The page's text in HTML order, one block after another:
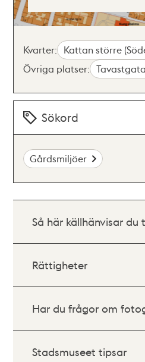
Kvarter: Kattan större
Övriga platser:
Sökord
Gårdsmiljöer
Så här källhänvisar
Rättigheter
Har du frågor om
Stadsmuseet tipsar